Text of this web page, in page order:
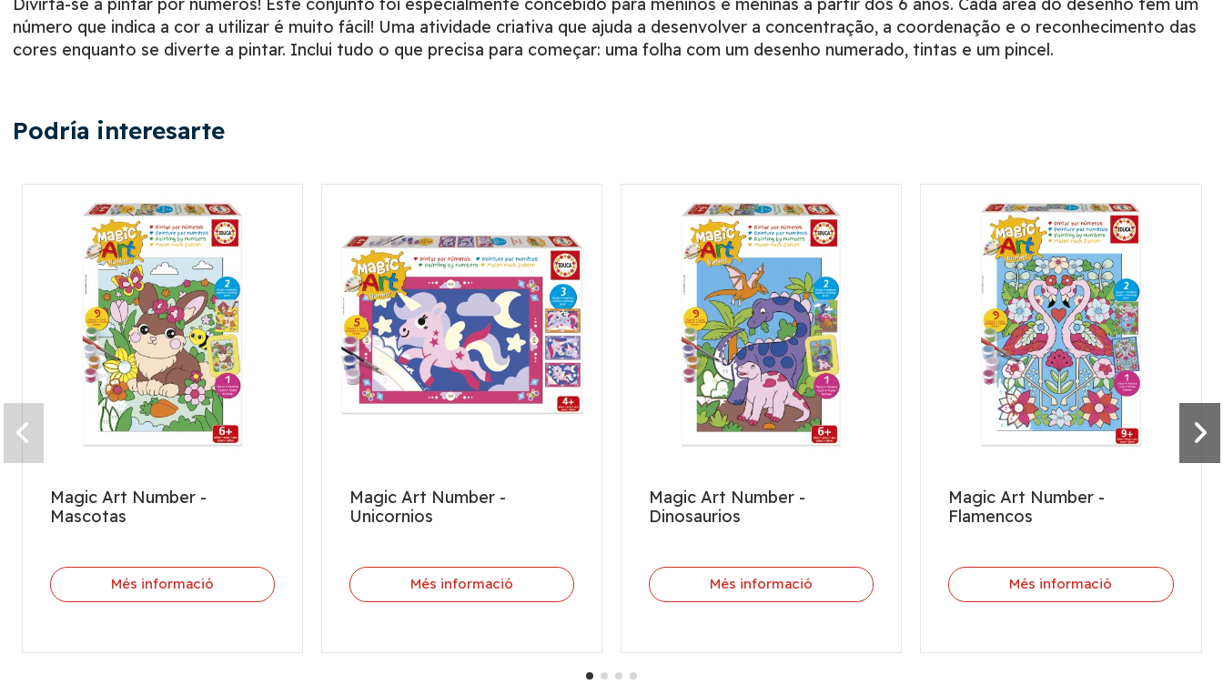
número que indica a cor a utilizar é muito fácil! Uma atividade criativa que ajuda a desenvolver a concentração, a coordenação e o reconhecimento das
cores enquanto se diverte a pintar. Inclui tudo o que precisa para começar: uma folha com um desenho numerado, tintas e um pincel.
Podría interesarte
Magic Art Number -
Mascotas
Més informació
Magic Art Number -
Unicornios
Més informació
Magic Art Number -
Dinosaurios
Més informació
Magic Art Number -
Flamencos
Més informació